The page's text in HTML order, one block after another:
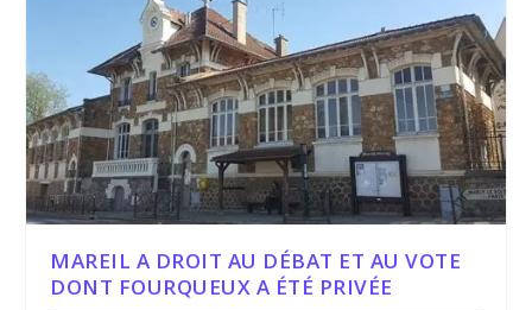
MAREIL A DROIT AU DÉBAT ET AU VOTE
DONT FOURQUEUX A ÉTÉ PRIVÉE